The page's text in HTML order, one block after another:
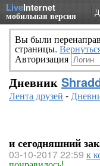
LiveInternet
мобильная версия
Вы были
страницы.
Авторизация
Дневник
Лента друзей -
и сегодняшний
03-10-2017 22:59 к